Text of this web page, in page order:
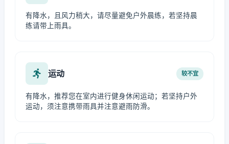
有降水，且风力稍大，请尽量避免户外晨练，若坚持晨
练请带上雨具。
运动 较不宜
有降水，推荐您在室内进行健身休闲运动；若坚持户外
运动，须注意携带雨具并注意避雨防滑。